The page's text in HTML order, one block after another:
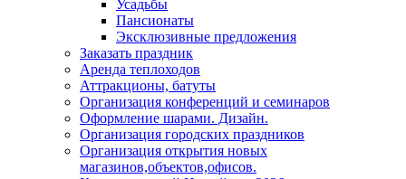
Усадьбы
Пансионаты
Эксклюзивные предложения
Заказать праздник
Аренда теплоходов
Аттракционы, батуты
Организация конференций и семинаров
Оформление шарами. Дизайн.
Организация городских праздников
Организация открытия новых
магазинов,объектов,офисов.